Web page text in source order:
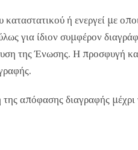
ή ενεργεί με
για ίδιον συμφέρον
της Ένωσης. Η προσφυγή
απόφασης διαγραφής